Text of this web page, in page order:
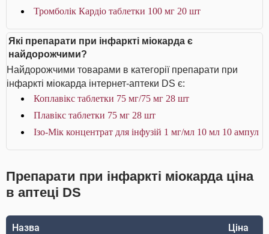
Тромболік Кардіо таблетки 100 мг 20 шт
Які препарати при інфаркті міокарда є
найдорожчими?
Найдорожчими товарами в категорії препарати при
інфаркті міокарда інтернет-аптеки DS є:
Коплавікс таблетки 75 мг/75 мг 28 шт
Плавікс таблетки 75 мг 28 шт
Ізо-Мік концентрат для інфузій 1 мг/мл 10 мл 10 ампул
Препарати при інфаркті міокарда ціна
в аптеці DS
Назва Ціна